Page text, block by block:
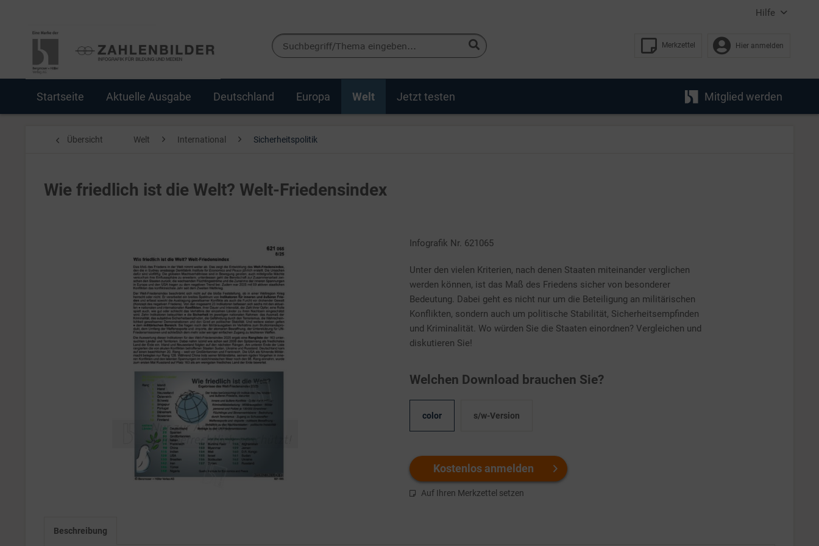
Hilfe
Merkzettel Hier anmelden
Startseite Aktuelle Ausgabe Deutschland Europa Welt Jetzt testen Mitglied werden
Übersicht Welt International Sicherheitspolitik
Wie friedlich ist die Welt? Welt-Friedensindex
Infografik Nr. 621065
Unter den vielen Kriterien, nach denen Staaten miteinander verglichen
werden können, ist das Maß des Friedens sicher von besonderer
Bedeutung. Dabei geht es nicht nur um die Beteiligung an militärischen
Konflikten, sondern auch um politische Stabilität, Sicherheitsempfinden
und Kriminalität. Wo würden Sie die Staaten einordnen? Vergleichen und
diskutieren Sie!
Welchen Download brauchen Sie?
color s/w-Version
Kostenlos anmelden
Auf Ihren Merkzettel setzen
Beschreibung